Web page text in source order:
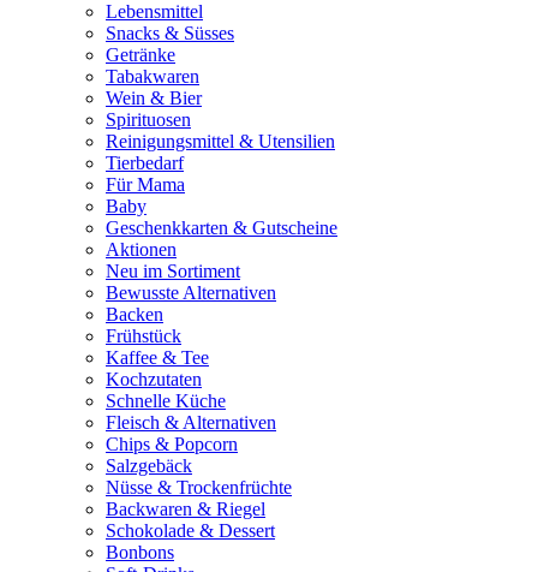
Lebensmittel
Snacks & Süsses
Getränke
Tabakwaren
Wein & Bier
Spirituosen
Reinigungsmittel & Utensilien
Tierbedarf
Für Mama
Baby
Geschenkkarten & Gutscheine
Aktionen
Neu im Sortiment
Bewusste Alternativen
Backen
Frühstück
Kaffee & Tee
Kochzutaten
Schnelle Küche
Fleisch & Alternativen
Chips & Popcorn
Salzgebäck
Nüsse & Trockenfrüchte
Backwaren & Riegel
Schokolade & Dessert
Bonbons